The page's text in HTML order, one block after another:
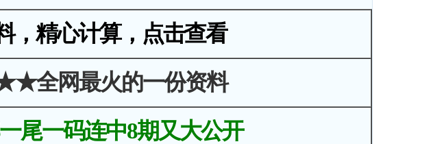
，精心计算，点击查看
全网最火的一份资料
尾一码连中8期又大公开